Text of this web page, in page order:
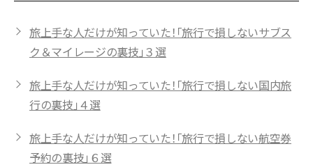
旅上手な人だけが知っていた！「旅行で損しないサブス
ク＆マイレージの裏技」３選
旅上手な人だけが知っていた！「旅行で損しない国内旅
行の裏技」４選
旅上手な人だけが知っていた！「旅行で損しない航空券
予約の裏技」６選